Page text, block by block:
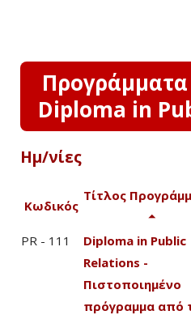
Προγράμματα
Diploma in
Ημ/νίες
Κωδικός
Τίτλος
PR - 111
Diploma in Public
Relations -
Πιστοποιημένο
πρόγραμμα από